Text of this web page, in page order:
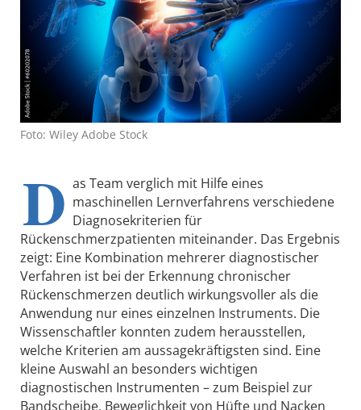
Foto: Wiley Adobe Stock
D as Team verglich mit Hilfe eines
maschinellen Lernverfahrens verschiedene
Diagnosekriterien für
Rückenschmerzpatienten miteinander. Das Ergebnis
zeigt: Eine Kombination mehrerer diagnostischer
Verfahren ist bei der Erkennung chronischer
Rückenschmerzen deutlich wirkungsvoller als die
Anwendung nur eines einzelnen Instruments. Die
Wissenschaftler konnten zudem herausstellen,
welche Kriterien am aussagekräftigsten sind. Eine
kleine Auswahl an besonders wichtigen
diagnostischen Instrumenten – zum Beispiel zur
Bandscheibe, Beweglichkeit von Hüfte und Nacken